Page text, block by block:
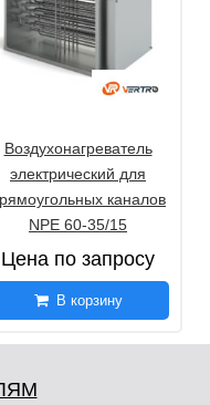
Воздухонагреватель
электрический для
каналов
NPE 60-35/15
Цена по запросу
В корзину